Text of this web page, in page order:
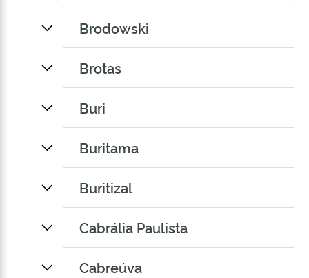
Brodowski
Brotas
Buri
Buritama
Buritizal
Cabrália Paulista
Cabreúva